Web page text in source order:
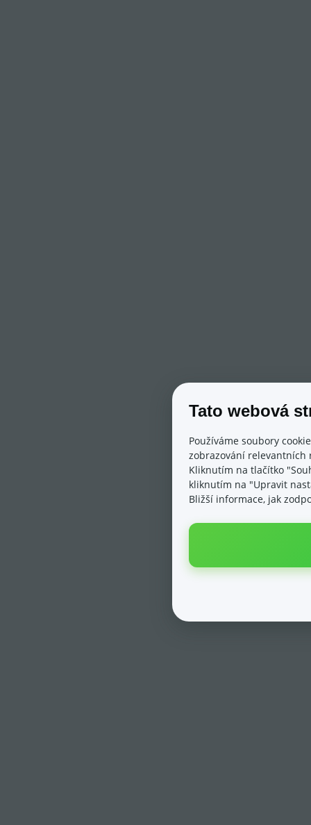
Tato webová
Používáme soubory
zobrazování relevantních
Kliknutím na tlačítko
kliknutím na "Upravit
Bližší informace, jak